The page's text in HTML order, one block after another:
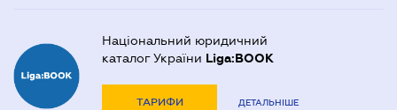
Національний юридичний
каталог України Liga:BOOK
ТАРИФИ ДЕТАЛЬНІШЕ